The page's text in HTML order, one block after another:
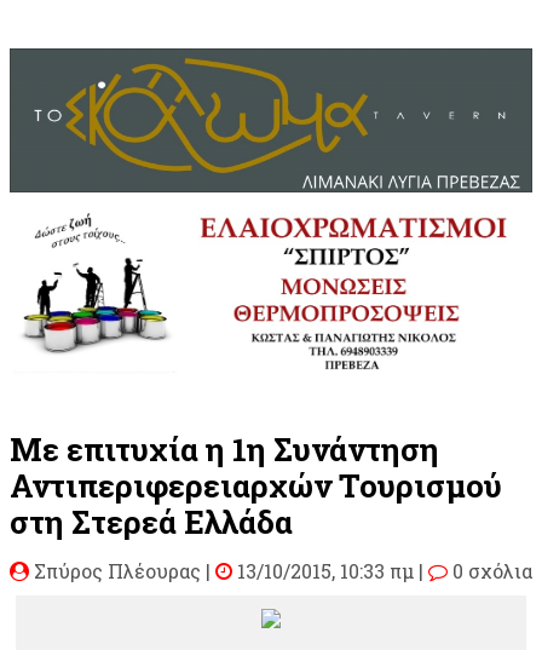
Με επιτυχία η 1η Συνάντηση
Αντιπεριφερειαρχών Τουρισμού
στη Στερεά Ελλάδα
Σπύρος Πλέουρας | 13/10/2015, 10:33 πμ | 0 σχόλια